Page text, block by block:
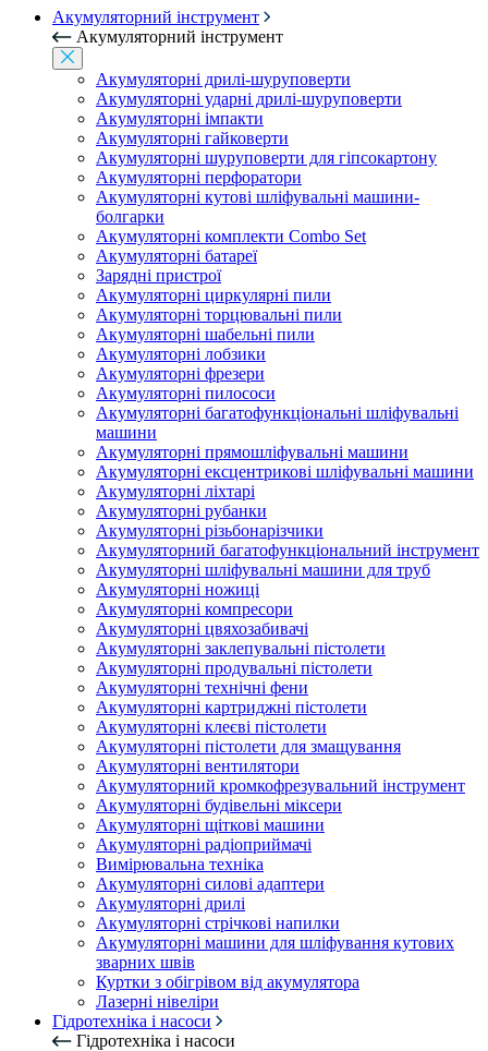
Акумуляторний інструмент
Акумуляторний інструмент
Акумуляторні дрилі-шуруповерти
Акумуляторні ударні дрилі-шуруповерти
Акумуляторні імпакти
Акумуляторні гайковерти
Акумуляторні шуруповерти для гіпсокартону
Акумуляторні перфоратори
Акумуляторні кутові шліфувальні машини-
болгарки
Акумуляторні комплекти Combo Set
Акумуляторні батареї
Зарядні пристрої
Акумуляторні циркулярні пили
Акумуляторні торцювальні пили
Акумуляторні шабельні пили
Акумуляторні лобзики
Акумуляторні фрезери
Акумуляторні пилососи
Акумуляторні багатофункціональні шліфувальні
машини
Акумуляторні прямошліфувальні машини
Акумуляторні ексцентрикові шліфувальні машини
Акумуляторні ліхтарі
Акумуляторні рубанки
Акумуляторні різьбонарізчики
Акумуляторний багатофункціональний інструмент
Акумуляторні шліфувальні машини для труб
Акумуляторні ножиці
Акумуляторні компресори
Акумуляторні цвяхозабивачі
Акумуляторні заклепувальні пістолети
Акумуляторні продувальні пістолети
Акумуляторні технічні фени
Акумуляторні картриджні пістолети
Акумуляторні клеєві пістолети
Акумуляторні пістолети для змащування
Акумуляторні вентилятори
Акумуляторний кромкофрезувальний інструмент
Акумуляторні будівельні міксери
Акумуляторні щіткові машини
Акумуляторні радіоприймачі
Вимірювальна техніка
Акумуляторні силові адаптери
Акумуляторні дрилі
Акумуляторні стрічкові напилки
Акумуляторні машини для шліфування кутових
зварних швів
Куртки з обігрівом від акумулятора
Лазерні нівеліри
Гідротехніка і насоси
Гідротехніка і насоси